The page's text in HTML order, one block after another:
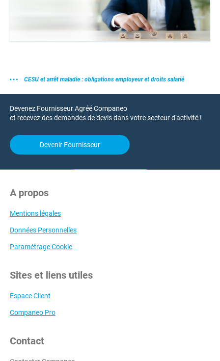
CESU et arrêt maladie : obligations employeur et droits salarié
Devenez Fournisseur Agréé Companeo
et recevez des demandes de devis dans votre secteur d'activité !
Devenir Fournisseur
A propos
Mentions légales
Données Personnelles
Paramétrage Cookie
Sites et liens utiles
Espace Client
Companeo Pro
Contact